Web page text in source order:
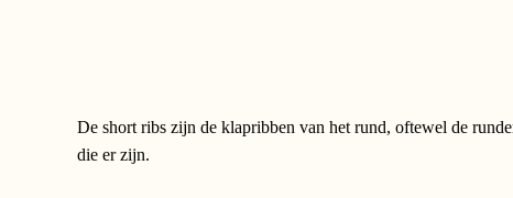
De short ribs zijn de klapribben van het rund, oftewel de
die er zijn.